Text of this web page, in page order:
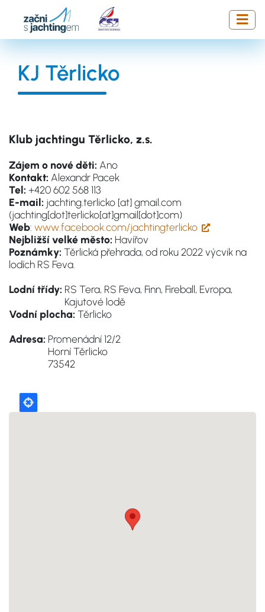
hlavnímu
KJ Těrlicko
Klub jachtingu Těrlicko, z.s.
Zájem o nové děti: Ano
Kontakt: Alexandr Pacek
Tel: +420 602 568 113
E-mail: jachting.terlicko [at]gmail.com
(jachting[dot]terlicko[at]gmail[dot]com)
Web: www.facebook.com/jachtingterlicko
Nejbližší velké město: Havířov
Poznámky: Těrlická přehrada, od roku 2022 výcvik na
lodích RS Feva.
Lodní třídy: RS Tera, RS Feva, Finn, Fireball, Evropa,
Kajutové lodě
Vodní plocha: Těrlicko
Adresa: Promenádní 12/2
Horní Těrlicko
73542